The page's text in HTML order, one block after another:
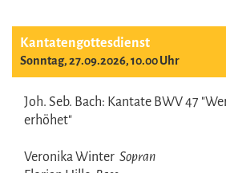
Kantatengottesdienst
Sonntag, 27.09.2026, 10.00 Uhr
Joh. Seb. Bach: Kantate BWV 47
erhöhet"
Veronika Winter Sopran